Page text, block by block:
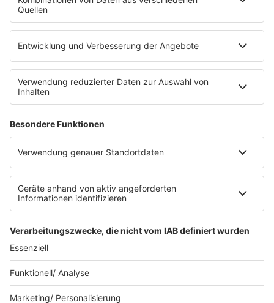
Empfang
barba radio App
Impressum
Datenschutz Facebook & Instagram
Datenschutzeinstellungen
Clubbedingungen
Werbung schalten
Waffel-Werbepartner
80s80s.de
90s90s.de
Schlagerplanetradio.com
1deutsch.de
WEIHNACHTSMUSIK.FM
© barba radio. Ein Baby von Barbara Schöneberger und